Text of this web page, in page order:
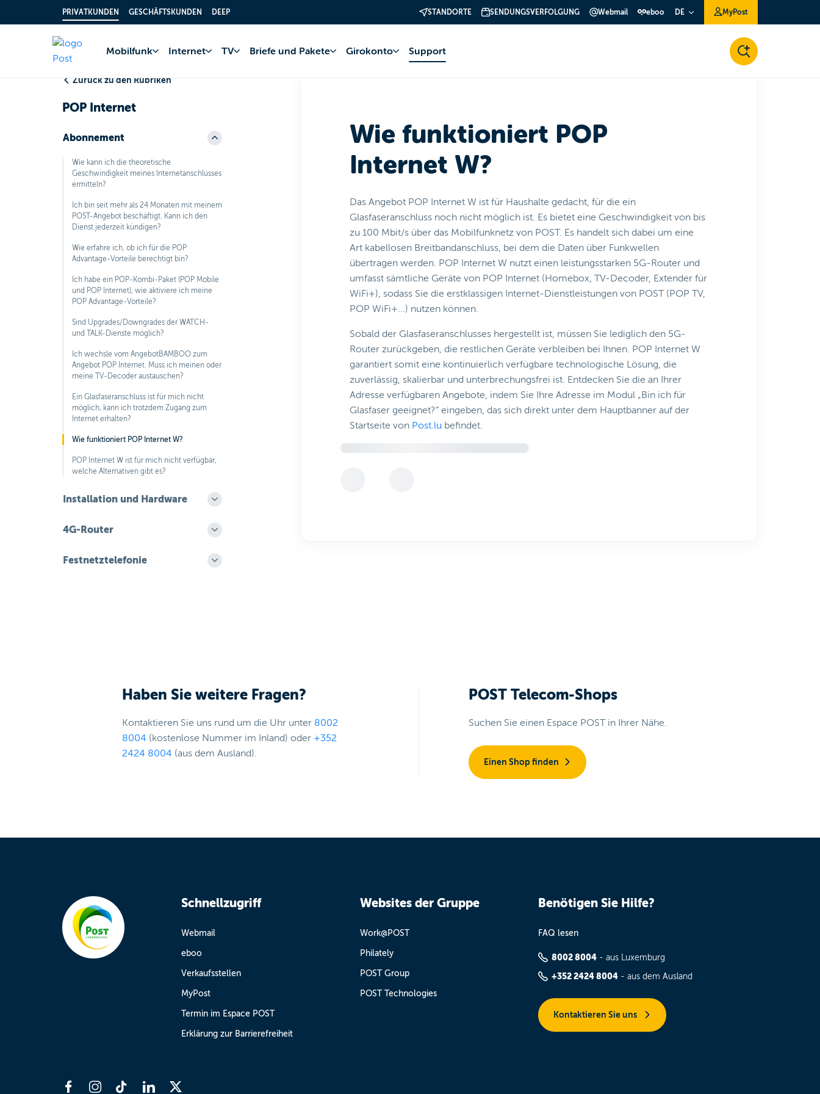
PRIVATKUNDEN GESCHÄFTSKUNDEN DEEP STANDORTE SENDUNGSVERFOLGUNG Webmail eboo DE MyPost
Mobilfunk Internet TV Briefe und Pakete Girokonto Support
Zurück zu den Rubriken
POP Internet
Abonnement
Wie kann ich die theoretische
Geschwindigkeit meines Internetanschlusses
ermitteln?
Ich bin seit mehr als 24 Monaten mit meinem
POST-Angebot beschäftigt. Kann ich den
Dienst jederzeit kündigen?
Wie erfahre ich, ob ich für die POP
Advantage-Vorteile berechtigt bin?
Ich habe ein POP-Kombi-Paket (POP Mobile
und POP Internet), wie aktiviere ich meine
POP Advantage-Vorteile?
Sind Upgrades/Downgrades der WATCH-
und TALK-Dienste möglich?
Ich wechsle vom AngebotBAMBOO zum
Angebot POP Internet. Muss ich meinen oder
meine TV-Decoder austauschen?
Ein Glasfaseranschluss ist für mich nicht
möglich, kann ich trotzdem Zugang zum
Internet erhalten?
Wie funktioniert POP Internet W?
POP Internet W ist für mich nicht verfügbar,
welche Alternativen gibt es?
Installation und Hardware
4G-Router
Festnetztelefonie
Wie funktioniert POP
Internet W?
Das Angebot POP Internet W ist für Haushalte gedacht, für die ein
Glasfaseranschluss noch nicht möglich ist. Es bietet eine Geschwindigkeit von bis
zu 100 Mbit/s über das Mobilfunknetz von POST. Es handelt sich dabei um eine
Art kabellosen Breitbandanschluss, bei dem die Daten über Funkwellen
übertragen werden. POP Internet W nutzt einen leistungsstarken 5G-Router und
umfasst sämtliche Geräte von POP Internet (Homebox, TV-Decoder, Extender für
WiFi+), sodass Sie die erstklassigen Internet-Dienstleistungen von POST (POP TV,
POP WiFi+...) nutzen können.
Sobald der Glasfaseranschlusses hergestellt ist, müssen Sie lediglich den 5G-
Router zurückgeben, die restlichen Geräte verbleiben bei Ihnen. POP Internet W
garantiert somit eine kontinuierlich verfügbare technologische Lösung, die
zuverlässig, skalierbar und unterbrechungsfrei ist. Entdecken Sie die an Ihrer
Adresse verfügbaren Angebote, indem Sie Ihre Adresse im Modul „Bin ich für
Glasfaser geeignet?“ eingeben, das sich direkt unter dem Hauptbanner auf der
Startseite von Post.lu befindet.
Haben Sie weitere Fragen?
Kontaktieren Sie uns rund um die Uhr unter 8002
8004 (kostenlose Nummer im Inland) oder +352
2424 8004 (aus dem Ausland).
POST Telecom-Shops
Suchen Sie einen Espace POST in Ihrer Nähe.
Einen Shop finden
Schnellzugriff
Webmail
eboo
Verkaufsstellen
MyPost
Termin im Espace POST
Erklärung zur Barrierefreiheit
Websites der Gruppe
Work@POST
Philately
POST Group
POST Technologies
Benötigen Sie Hilfe?
FAQ lesen
8002 8004 - aus Luxemburg
+352 2424 8004 - aus dem Ausland
Kontaktieren Sie uns